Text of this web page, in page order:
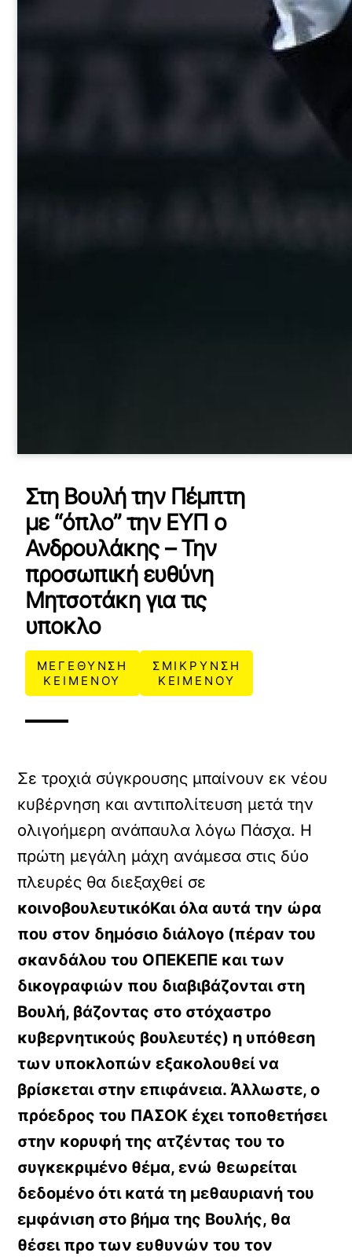
Στη Βουλή την Πέμπτη
με “όπλο” την ΕΥΠ ο
Ανδρουλάκης – Την
προσωπική ευθύνη
Μητσοτάκη για τις
υποκλο
ΜΕΓΕΘΥΝΣΗ
ΚΕΙΜΕΝΟΥ
ΣΜΙΚΡΥΝΣΗ
ΚΕΙΜΕΝΟΥ
Σε τροχιά σύγκρουσης μπαίνουν εκ νέου
κυβέρνηση και αντιπολίτευση μετά την
ολιγοήμερη ανάπαυλα λόγω Πάσχα. Η
πρώτη μεγάλη μάχη ανάμεσα στις δύο
πλευρές θα διεξαχθεί σε
κοινοβουλευτικόΚαι όλα αυτά την ώρα
που στον δημόσιο διάλογο (πέραν του
σκανδάλου του ΟΠΕΚΕΠΕ και των
δικογραφιών που διαβιβάζονται στη
Βουλή, βάζοντας στο στόχαστρο
κυβερνητικούς βουλευτές) η υπόθεση
των υποκλοπών εξακολουθεί να
βρίσκεται στην επιφάνεια. Άλλωστε, ο
πρόεδρος του ΠΑΣΟΚ έχει τοποθετήσει
στην κορυφή της ατζέντας του το
συγκεκριμένο θέμα, ενώ θεωρείται
δεδομένο ότι κατά τη μεθαυριανή του
εμφάνιση στο βήμα της Βουλής, θα
θέσει προ των ευθυνών του τον